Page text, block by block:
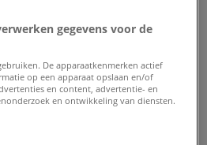
binnen
voor Dyson in
gegevens voor de
De apparaatkenmerken actief
op een apparaat opslaan en/of
en content, advertentie- en
en ontwikkeling van diensten.